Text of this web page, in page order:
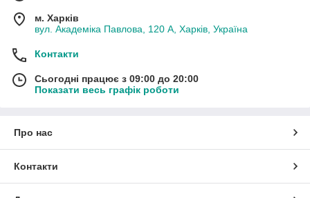
м. Харків
вул. Академіка Павлова, 120 А, Харків, Україна
Контакти
Сьогодні працює з 09:00 до 20:00
Показати весь графік роботи
Про нас
Контакти